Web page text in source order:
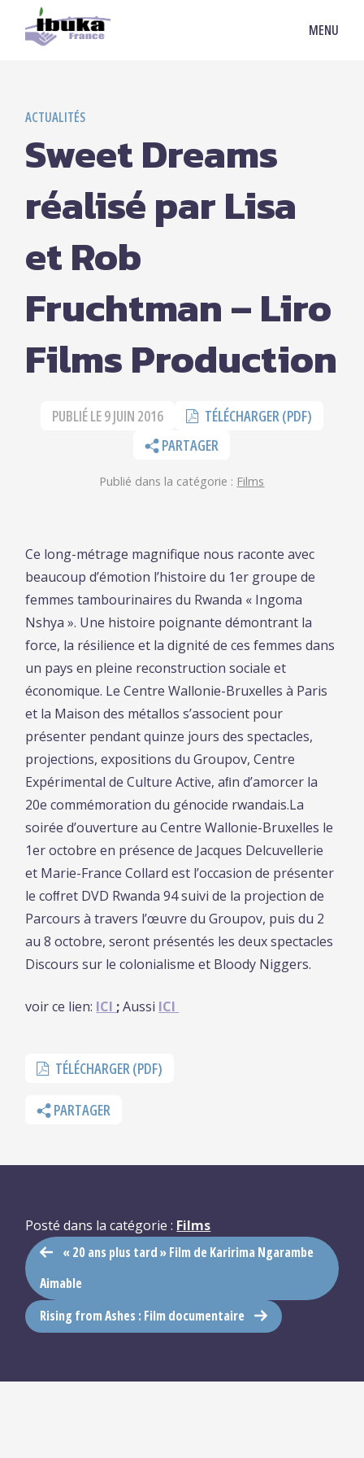
MENU
ACTUALITÉS
Sweet Dreams
réalisé par Lisa
et Rob
Fruchtman – Liro
Films Production
PUBLIÉ LE9 JUIN 2016
TÉLÉCHARGER (PDF)
PARTAGER
Publié dans la catégorie : Films
Ce long-métrage magnifique nous raconte avec
beaucoup d’émotion l’histoire du 1er groupe de
femmes tambourinaires du Rwanda « Ingoma
Nshya ». Une histoire poignante démontrant la
force, la résilience et la dignité de ces femmes dans
un pays en pleine reconstruction sociale et
économique. Le Centre Wallonie-Bruxelles à Paris
et la Maison des métallos s’associent pour
présenter pendant quinze jours des spectacles,
projections, expositions du Groupov, Centre
Expérimental de Culture Active, aﬁn d’amorcer la
20e commémoration du génocide rwandais.La
soirée d’ouverture au Centre Wallonie-Bruxelles le
1er octobre en présence de Jacques Delcuvellerie
et Marie-France Collard est l’occasion de présenter
le coﬀret DVD Rwanda 94 suivi de la projection de
Parcours à travers l’œuvre du Groupov, puis du 2
au 8 octobre, seront présentés les deux spectacles
Discours sur le colonialisme et Bloody Niggers.
voir ce lien: ICI ;Aussi ICI
TÉLÉCHARGER (PDF)
PARTAGER
Posté dans la catégorie : Films
« 20 ans plus tard » Film de Karirima Ngarambe
Aimable
Rising from Ashes : Film documentaire